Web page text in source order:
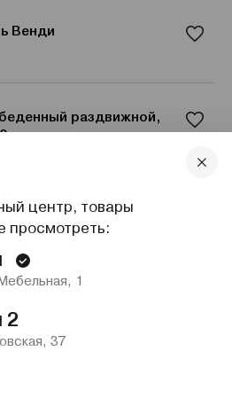
Венди
раздвижной,
см
«Луффи» с
велюр
центр, товары
просмотреть:
1
2
37